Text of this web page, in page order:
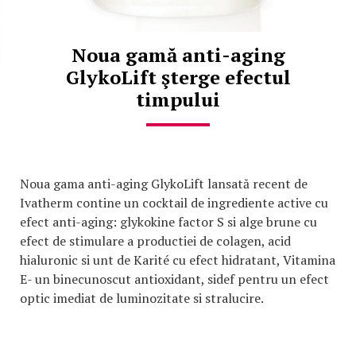
Noua gamă anti-aging
GlykoLift şterge efectul
timpului
Noua gama anti-aging GlykoLift lansată recent de
Ivatherm contine un cocktail de ingrediente active cu
efect anti-aging: glykokine factor S si alge brune cu
efect de stimulare a productiei de colagen, acid
hialuronic si unt de Karité cu efect hidratant, Vitamina
E- un binecunoscut antioxidant, sidef pentru un efect
optic imediat de luminozitate si stralucire.